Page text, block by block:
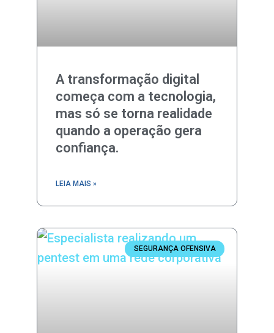
A transformação digital
começa com a tecnologia,
mas só se torna realidade
quando a operação gera
confiança.
LEIA MAIS »
SEGURANÇA OFENSIVA